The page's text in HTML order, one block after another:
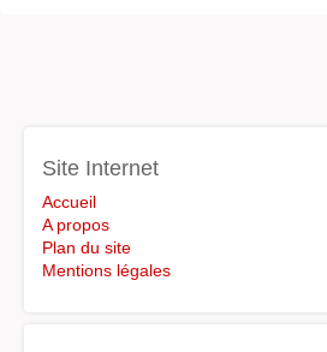
Site Internet
Accueil
A propos
Plan du site
Mentions légales